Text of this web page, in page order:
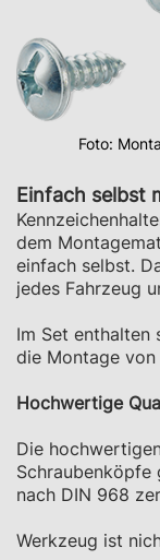
Foto:
Zum
Anfang
der
Bildgalerie
springen
Einfach selbst
dem
einfach selbst.
jedes Fahrzeug
Im Set enthalten
die Montage von
Hochwertige
Die
Schraubenköpfe
nach DIN 968
Werkzeug ist